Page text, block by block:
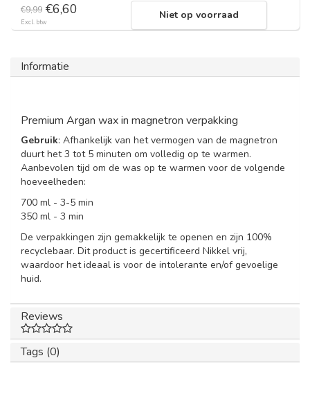
€9,99 €6,60
Excl. btw
Niet op voorraad
Informatie
Premium Argan wax in magnetron verpakking
Gebruik: Afhankelijk van het vermogen van de magnetron
duurt het 3 tot 5 minuten om volledig op te warmen.
Aanbevolen tijd om de was op te warmen voor de volgende
hoeveelheden:
700 ml - 3-5 min
350 ml - 3 min
De verpakkingen zijn gemakkelijk te openen en zijn 100%
recyclebaar. Dit product is gecertificeerd Nikkel vrij,
waardoor het ideaal is voor de intolerante en/of gevoelige
huid.
Reviews
Tags (0)